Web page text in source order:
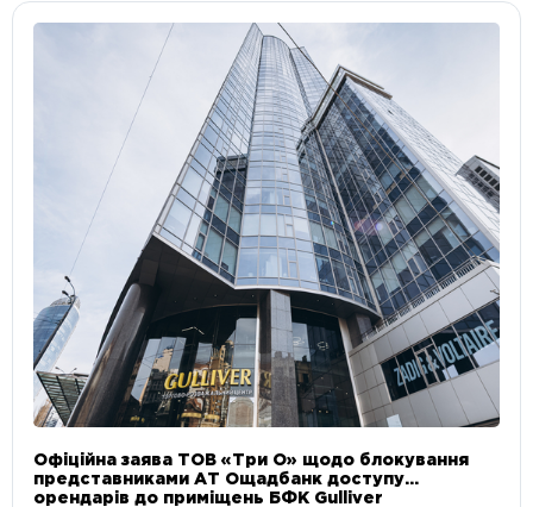
Офіційна заява ТОВ «Три О» щодо блокування
представниками АТ Ощадбанк доступу
орендарів до приміщень БФК Gulliver